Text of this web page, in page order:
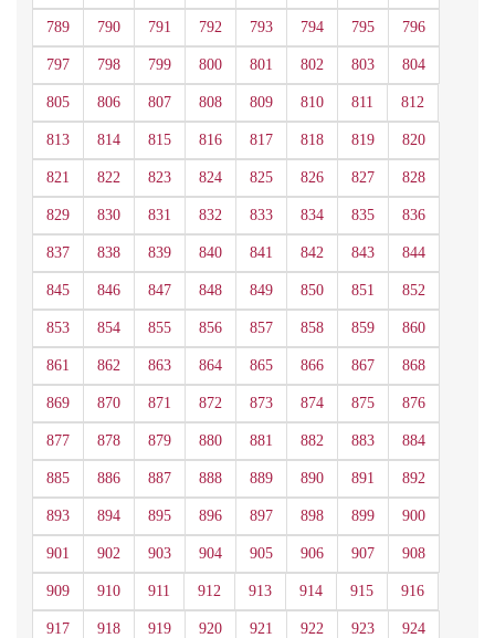
789 790 791 792 793 794 795 796
797 798 799 800 801 802 803 804
805 806 807 808 809 810 811 812
813 814 815 816 817 818 819 820
821 822 823 824 825 826 827 828
829 830 831 832 833 834 835 836
837 838 839 840 841 842 843 844
845 846 847 848 849 850 851 852
853 854 855 856 857 858 859 860
861 862 863 864 865 866 867 868
869 870 871 872 873 874 875 876
877 878 879 880 881 882 883 884
885 886 887 888 889 890 891 892
893 894 895 896 897 898 899 900
901 902 903 904 905 906 907 908
909 910 911 912 913 914 915 916
917 918 919 920 921 922 923 924